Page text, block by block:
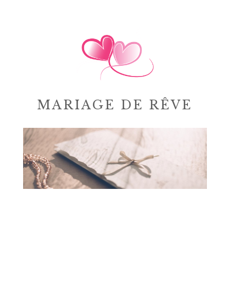
MARIAGE DE RÊVE